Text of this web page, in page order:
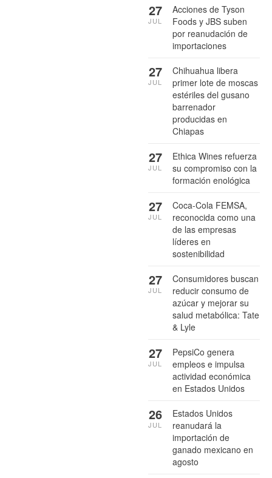
Acciones de Tyson
Foods y JBS suben
por reanudación de
importaciones
27
JUL
Chihuahua libera
primer lote de moscas
estériles del gusano
barrenador
producidas en
Chiapas
27
JUL
Ethica Wines refuerza
su compromiso con la
formación enológica
27
JUL
Coca-Cola FEMSA,
reconocida como una
de las empresas
líderes en
sostenibilidad
27
JUL
Consumidores buscan
reducir consumo de
azúcar y mejorar su
salud metabólica: Tate
& Lyle
27
JUL
PepsiCo genera
empleos e impulsa
actividad económica
en Estados Unidos
27
JUL
Estados Unidos
reanudará la
importación de
ganado mexicano en
agosto
26
JUL